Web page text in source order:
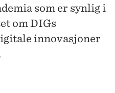
som er synlig i
om DIGs
innovasjoner